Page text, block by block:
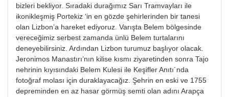
bizleri bekliyor. Sıradaki durağımız Sarı Tramvayları ile
ikonikleşmiş Portekiz ‘in en gözde şehirlerinden bir tanesi
olan Lizbon’a hareket ediyoruz. Varışta Belem bölgesinde
vereceğimiz serbest zamanda ünlü Belem turtalarını
deneyebilirsiniz. Ardından Lizbon turumuz başlıyor olacak.
Jeronimos Manastırı’nın kilise kısmı ziyaretinden sonra Tajo
nehrinin kıyısındaki Belem Kulesi ile Keşifler Anıtı´nda
fotoğraf molası için duraklayacağız. Şehrin en eski ve 1755
depreminden en az hasar görmüş semti olan adını Arapça